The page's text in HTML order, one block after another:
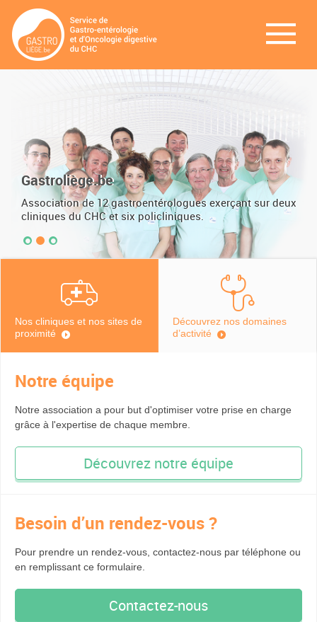
Gastroliège.be
Association de 12 gastroentérologues exerçant sur deux
cliniques du CHC et six policliniques.
• • •
Nos cliniques et nos sites de
proximité
Découvrez nos domaines
d’activité
Notre équipe
Notre association a pour but d'optimiser votre prise en charge
grâce à l'expertise de chaque membre.
Découvrez notre équipe
Besoin d’un rendez-vous ?
Pour prendre un rendez-vous, contactez-nous par téléphone ou
en remplissant ce formulaire.
Contactez-nous